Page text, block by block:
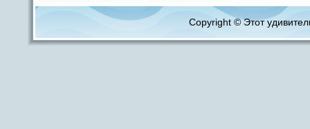
Copyright © Этот